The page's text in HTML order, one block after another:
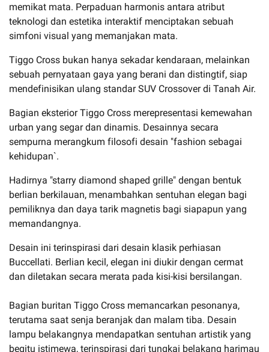
memikat mata. Perpaduan harmonis antara atribut
teknologi dan estetika interaktif menciptakan sebuah
simfoni visual yang memanjakan mata.
Tiggo Cross bukan hanya sekadar kendaraan, melainkan
sebuah pernyataan gaya yang berani dan distingtif, siap
mendefinisikan ulang standar SUV Crossover di Tanah Air.
Bagian eksterior Tiggo Cross merepresentasi kemewahan
urban yang segar dan dinamis. Desainnya secara
sempurna merangkum filosofi desain "fashion sebagai
kehidupan`.
Hadirnya "starry diamond shaped grille" dengan bentuk
berlian berkilauan, menambahkan sentuhan elegan bagi
pemiliknya dan daya tarik magnetis bagi siapapun yang
memandangnya.
Desain ini terinspirasi dari desain klasik perhiasan
Buccellati. Berlian kecil, elegan ini diukir dengan cermat
dan diletakan secara merata pada kisi-kisi bersilangan.
Bagian buritan Tiggo Cross memancarkan pesonanya,
terutama saat senja beranjak dan malam tiba. Desain
lampu belakangnya mendapatkan sentuhan artistik yang
begitu istimewa, terinspirasi dari tungkai belakang harimau